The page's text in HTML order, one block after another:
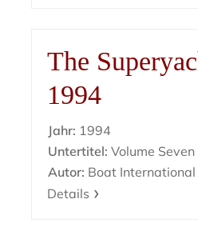
The
1994
Jahr: 1994
Untertitel: Volume
Autor: Boat International
Details